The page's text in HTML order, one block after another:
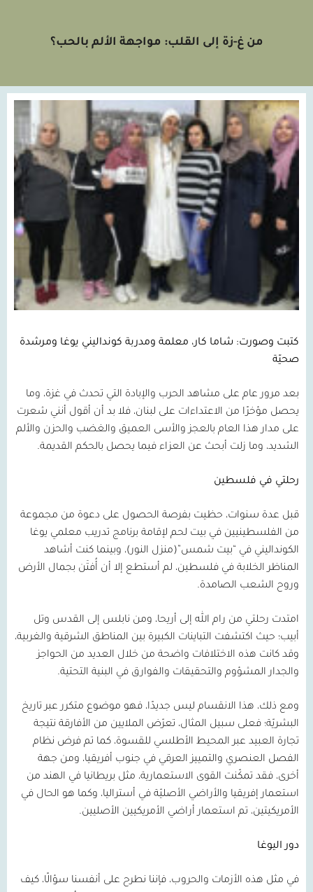
من غ-زة إلى القلب: مواجهة الألم بالحب؟
كتبت وصورت: شاما كار، معلمة ومدربة كونداليني يوغا ومرشدة
صحيّة
بعد مرور عام على مشاهد الحرب والإبادة التي تحدث في غزة، وما
يحصل مؤخرًا من الاعتداءات على لبنان، فلا بد أن أقول أنني شعرت
على مدار هذا العام بالعجز والأسى العميق والغضب والحزن والألم
الشديد، وما زلت أبحث عن العزاء فيما يحصل بالحكم القديمة.
رحلتي في فلسطين
قبل عدة سنوات، حظيت بفرصة الحصول على دعوة من مجموعة
من الفلسطينيين في بيت لحم لإقامة برنامج تدريب معلمي يوغا
الكونداليني في “بيت شمس”(منزل النور)، وبينما كنت أشاهد
المناظر الخلابة في فلسطين، لم أستطع إلا أن أُفتَن بجمال الأرض
وروح الشعب الصامدة.
امتدت رحلتي من رام الله إلى أريحا، ومن نابلس إلى القدس وتل
أبيب؛ حيث اكتشفت التباينات الكبيرة بين المناطق الشرقية والغربية،
وقد كانت هذه الاختلافات واضحة من خلال العديد من الحواجز
والجدار المشؤوم والتحقيقات والفوارق في البنية التحتية.
ومع ذلك، هذا الانقسام ليس جديدًا، فهو موضوع متكرر عبر تاريخ
البشريّة؛ فعلى سبيل المثال، تعرّض الملايين من الأفارقة نتيجة
تجارة العبيد عبر المحيط الأطلسي للقسوة، كما تم فرض نظام
الفصل العنصري والتمييز العرقي في جنوب أفريقيا، ومن جهة
أخرى، فقد تمكّنت القوى الاستعمارية، مثل بريطانيا في الهند من
استعمار إفريقيا والأراضي الأصليّة في أستراليا، وكما هو الحال في
الأمريكيتين، تم استعمار أراضي الأمريكيين الأصليين.
دور اليوغا
في مثل هذه الأزمات والحروب، فإننا نطرح على أنفسنا سؤالًا، كيف